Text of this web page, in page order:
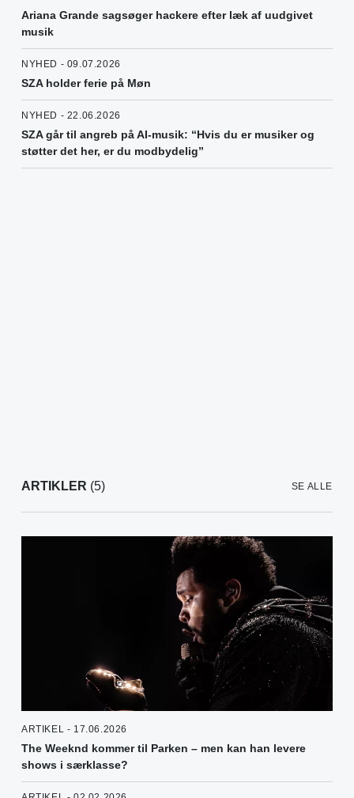
Ariana Grande sagsøger hackere efter læk af uudgivet
musik
NYHED - 09.07.2026
SZA holder ferie på Møn
NYHED - 22.06.2026
SZA går til angreb på AI-musik: “Hvis du er musiker og
støtter det her, er du modbydelig”
ARTIKLER (5) SE ALLE
ARTIKEL - 17.06.2026
The Weeknd kommer til Parken – men kan han levere
shows i særklasse?